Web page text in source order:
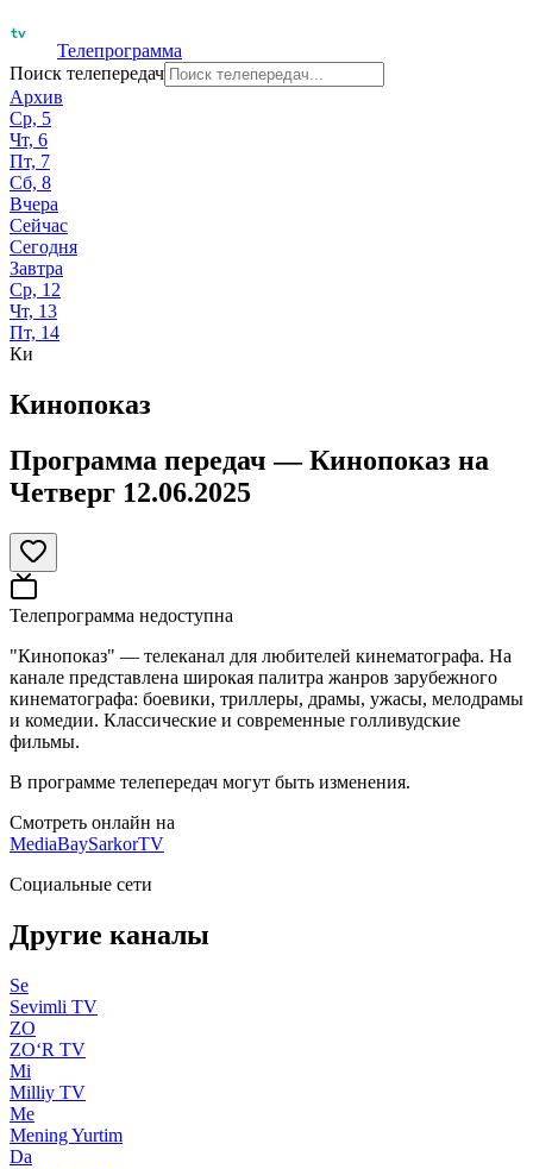
Телепрограмма
Поиск телепередач
Архив
Ср, 5
Чт, 6
Пт, 7
Сб, 8
Вчера
Сейчас
Сегодня
Завтра
Ср, 12
Чт, 13
Пт, 14
Ки
Кинопоказ
Программа передач —Кинопоказ на
Четверг 12.06.2025
Телепрограмма недоступна
"Кинопоказ" — телеканал для любителей кинематографа. На
канале представлена широкая палитра жанров зарубежного
кинематографа: боевики, триллеры, драмы, ужасы, мелодрамы
и комедии. Классические и современные голливудские
фильмы.
В программе телепередач могут быть изменения.
Смотреть онлайн на
MediaBaySarkorTV
Социальные сети
Другие каналы
Se
Sevimli TV
ZO
ZO‘R TV
Mi
Milliy TV
Me
Mening Yurtim
Da